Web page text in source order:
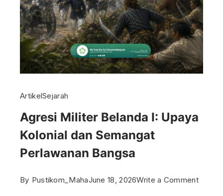
ArtikelSejarah
Agresi Militer Belanda I: Upaya
Kolonial dan Semangat
Perlawanan Bangsa
By Pustikom_MahaJune 18, 2026Write a Commenton